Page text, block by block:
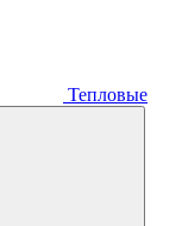
Тепловые